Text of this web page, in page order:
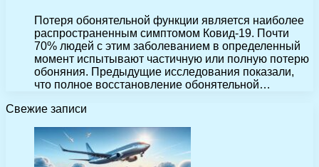
Потеря обонятельной функции является наиболее
распространенным симптомом Ковид-19. Почти
70% людей с этим заболеванием в определенный
момент испытывают частичную или полную потерю
обоняния. Предыдущие исследования показали,
что полное восстановление обонятельной…
Свежие записи